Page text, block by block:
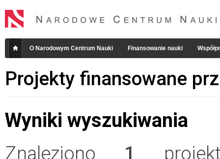
O Narodowym Centrum Nauki Finansowanie nauki
Projekty finansowane
Wyniki wyszukiwania
Znaleziono 1